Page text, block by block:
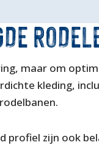
maar om
kleding,
zijn ook